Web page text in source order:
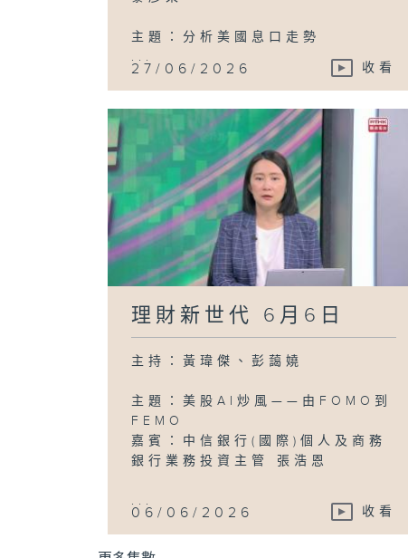
主題：分析美國息口走勢
...
27/06/2026 收看
理財新世代 6月6日
主持：黃瑋傑、彭藹嬈
主題：美股AI炒風——由FOMO到
FEMO
嘉賓：中信銀行(國際)個人及商務
銀行業務投資主管 張浩恩
...
06/06/2026 收看